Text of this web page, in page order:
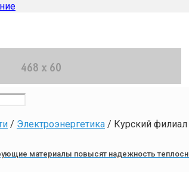
/ Электроэнергетика / Курский
материалы повысят надежность